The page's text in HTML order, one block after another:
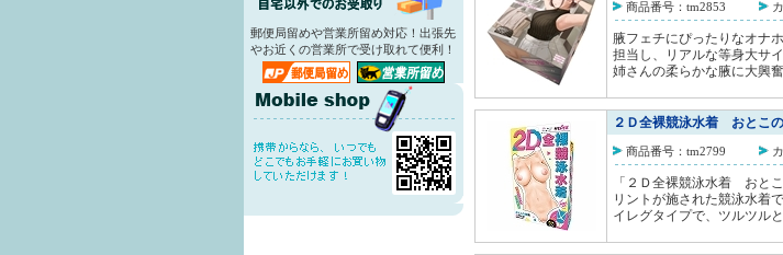
郵便局留めや営業所留め対応！出張先
やお近くの営業所で受け取れて便利！
商品番号：tm2853
腋フェチにぴったりなオナ
担当し、リアルな等身大サ
姉さんの柔らかな腋に大興
２Ｄ全裸競泳水着 おとこ
商品番号：tm2799
「２Ｄ全裸競泳水着 おと
リントが施された競泳水着
イレグタイプで、ツルツル